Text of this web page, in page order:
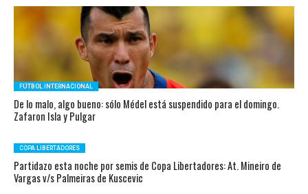
FÚTBOL INTERNACIONAL
De lo malo, algo bueno: sólo Médel está suspendido para el domingo.
Zafaron Isla y Pulgar
COPA LIBERTADORES
Partidazo esta noche por semis de Copa Libertadores: At. Mineiro de
Vargas v/s Palmeiras de Kuscevic